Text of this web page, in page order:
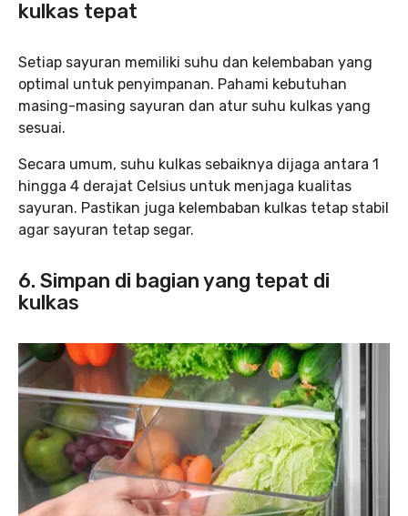
kulkas tepat
Setiap sayuran memiliki suhu dan kelembaban yang
optimal untuk penyimpanan. Pahami kebutuhan
masing-masing sayuran dan atur suhu kulkas yang
sesuai.
Secara umum, suhu kulkas sebaiknya dijaga antara 1
hingga 4 derajat Celsius untuk menjaga kualitas
sayuran. Pastikan juga kelembaban kulkas tetap stabil
agar sayuran tetap segar.
6. Simpan di bagian yang tepat di
kulkas